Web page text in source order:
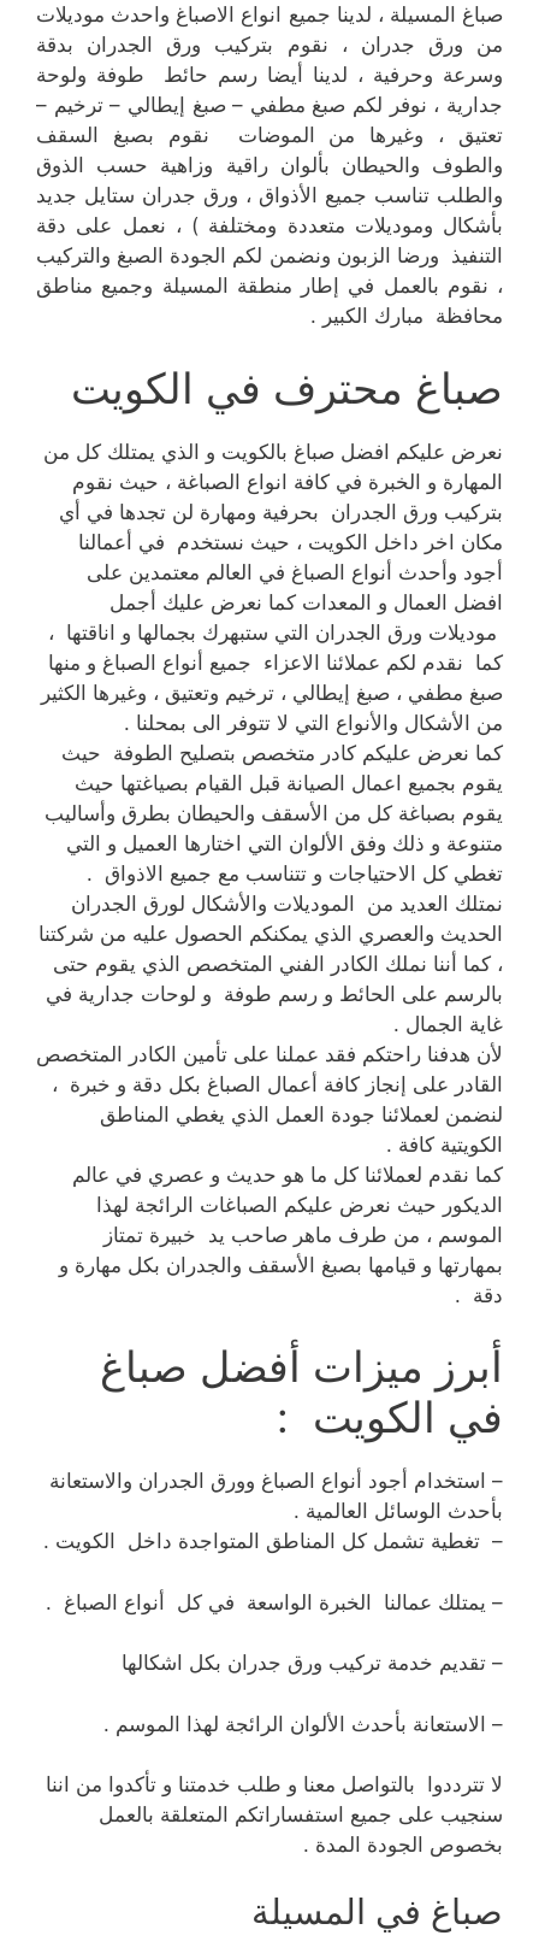
صباغ المسيلة ، لدينا جميع انواع الاصباغ واحدث موديلات
من ورق جدران ، نقوم بتركيب ورق الجدران بدقة
وسرعة وحرفية ، لدينا أيضا رسم حائط طوفة ولوحة
جدارية ، نوفر لكم صبغ مطفي – صبغ إيطالي – ترخيم –
تعتيق ، وغيرها من الموضات نقوم بصبغ السقف
والطوف والحيطان بألوان راقية وزاهية حسب الذوق
والطلب تناسب جميع الأذواق ، ورق جدران ستايل جديد
بأشكال وموديلات متعددة ومختلفة ) ، نعمل على دقة
التنفيذ ورضا الزبون ونضمن لكم الجودة الصبغ والتركيب
، نقوم بالعمل في إطار منطقة المسيلة وجميع مناطق
محافظة مبارك الكبير .
صباغ محترف في الكويت
نعرض عليكم افضل صباغ بالكويت و الذي يمتلك كل من
المهارة و الخبرة في كافة انواع الصباغة ، حيث نقوم
بتركيب ورق الجدران بحرفية ومهارة لن تجدها في أي
مكان اخر داخل الكويت ، حيث نستخدم في أعمالنا
أجود وأحدث أنواع الصباغ في العالم معتمدين على
افضل العمال و المعدات كما نعرض عليك أجمل
موديلات ورق الجدران التي ستبهرك بجمالها و اناقتها ،
كما نقدم لكم عملائنا الاعزاء جميع أنواع الصباغ و منها
صبغ مطفي ، صبغ إيطالي ، ترخيم وتعتيق ، وغيرها الكثير
من الأشكال والأنواع التي لا تتوفر الى بمحلنا .
كما نعرض عليكم كادر متخصص بتصليح الطوفة حيث
يقوم بجميع اعمال الصيانة قبل القيام بصياغتها حيث
يقوم بصباغة كل من الأسقف والحيطان بطرق وأساليب
متنوعة و ذلك وفق الألوان التي اختارها العميل و التي
تغطي كل الاحتياجات و تتناسب مع جميع الاذواق .
نمتلك العديد من الموديلات والأشكال لورق الجدران
الحديث والعصري الذي يمكنكم الحصول عليه من شركتنا
، كما أننا نملك الكادر الفني المتخصص الذي يقوم حتى
بالرسم على الحائط و رسم طوفة و لوحات جدارية في
غاية الجمال .
لأن هدفنا راحتكم فقد عملنا على تأمين الكادر المتخصص
القادر على إنجاز كافة أعمال الصباغ بكل دقة و خبرة ،
لنضمن لعملائنا جودة العمل الذي يغطي المناطق
الكويتية كافة .
كما نقدم لعملائنا كل ما هو حديث و عصري في عالم
الديكور حيث نعرض عليكم الصباغات الرائجة لهذا
الموسم ، من طرف ماهر صاحب يد خبيرة تمتاز
بمهارتها و قيامها بصبغ الأسقف والجدران بكل مهارة و
دقة .
أبرز ميزات أفضل صباغ
في الكويت :
– استخدام أجود أنواع الصباغ وورق الجدران والاستعانة
بأحدث الوسائل العالمية .
– تغطية تشمل كل المناطق المتواجدة داخل الكويت .
– يمتلك عمالنا الخبرة الواسعة في كل أنواع الصباغ .
– تقديم خدمة تركيب ورق جدران بكل اشكالها
– الاستعانة بأحدث الألوان الرائجة لهذا الموسم .
لا تترددوا بالتواصل معنا و طلب خدمتنا و تأكدوا من اننا
سنجيب على جميع استفساراتكم المتعلقة بالعمل
بخصوص الجودة المدة .
صباغ في المسيلة